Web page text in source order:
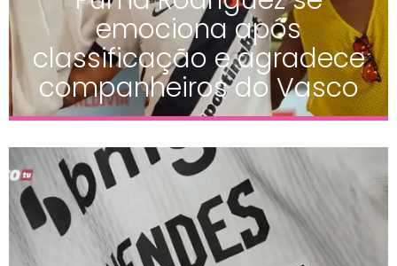
emociona após
classificação e agradece
companheiros do Vasco